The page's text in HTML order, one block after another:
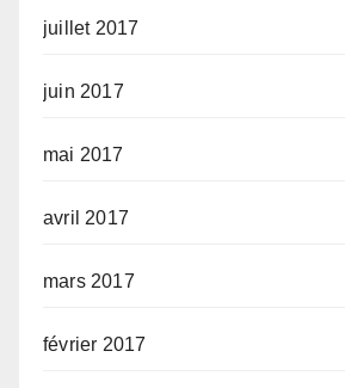
juillet 2017
juin 2017
mai 2017
avril 2017
mars 2017
février 2017